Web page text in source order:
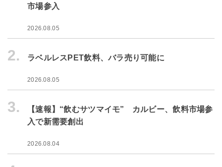
市場参入
2026.08.05
2. ラベルレスPET飲料、バラ売り可能に
2026.08.05
3.
【速報】“飲むサツマイモ” カルビー、飲料市場参
入で新需要創出
2026.08.04